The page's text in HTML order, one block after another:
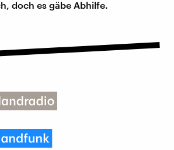
doch es gäbe Abhilfe.